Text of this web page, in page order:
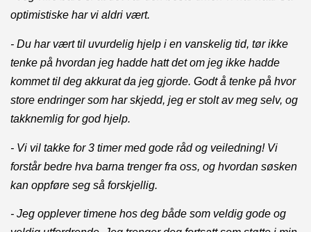
optimistiske har vi aldri vært.
- Du har vært til uvurdelig hjelp i en vanskelig tid, tør ikke
tenke på hvordan jeg hadde hatt det om jeg ikke hadde
kommet til deg akkurat da jeg gjorde. Godt å tenke på hvor
store endringer som har skjedd, jeg er stolt av meg selv, og
takknemlig for god hjelp.
- Vi vil takke for 3 timer med gode råd og veiledning! Vi
forstår bedre hva barna trenger fra oss, og hvordan søsken
kan oppføre seg så forskjellig.
- Jeg opplever timene hos deg både som veldig gode og